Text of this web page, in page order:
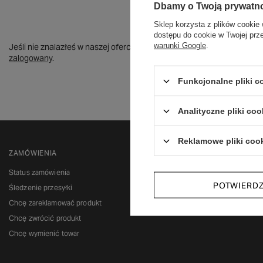
Jeśli nie znalazłeś w naszej ofercie produktu, a chciałbyś kupić go
zalogowany.
ZAMÓWIENIA
Status zamówienia
Śledzenie przesyłki
Chcę zareklamować produkt
Chcę zwrócić produkt
Chcę wymienić towar
Dbamy o Twoją
Sklep korzysta z plików cookie
dostępu do cookie w Twojej
warunki Google
Funkcjonalne pliki
Analityczne pliki
Reklamowe pliki